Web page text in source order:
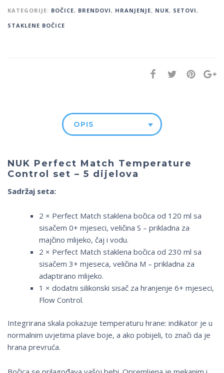
KATEGORIJE: BOČICE, BRENDOVI, HRANJENJE, NUK, SETOVI,
STAKLENE BOČICE
OPIS
NUK Perfect Match Temperature
Control set – 5 dijelova
Sadržaj seta:
2 × Perfect Match staklena bočica od 120 ml sa
sisačem 0+ mjeseci, veličina S – prikladna za
majčino mlijeko, čaj i vodu.
2 × Perfect Match staklena bočica od 230 ml sa
sisačem 3+ mjeseca, veličina M – prikladna za
adaptirano mlijeko.
1 × dodatni silikonski sisač za hranjenje 6+ mjeseci,
Flow Control.
Integrirana skala pokazuje temperaturu hrane: indikator je u
normalnim uvjetima plave boje, a ako pobijeli, to znači da je
hrana prevruća.